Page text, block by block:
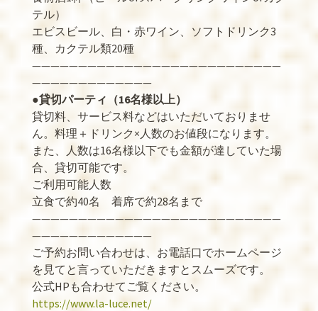
テル）
エビスビール、白・赤ワイン、ソフトドリンク3
種、カクテル類20種
———————————————————————————
—————————————
●貸切パーティ（16名様以上）
貸切料、サービス料などはいただいておりませ
ん。料理＋ドリンク×人数のお値段になります。
また、人数は16名様以下でも金額が達していた場
合、貸切可能です。
ご利用可能人数
立食で約40名 着席で約28名まで
———————————————————————————
—————————————
ご予約お問い合わせは、お電話口でホームページ
を見てと言っていただきますとスムーズです。
公式HPも合わせてご覧ください。
https://www.la-luce.net/